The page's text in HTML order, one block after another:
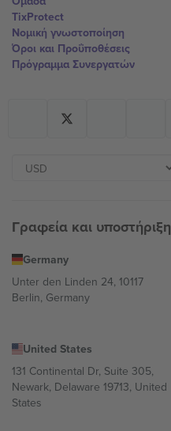
TixProtect
Νομική γνωστοποίηση
Όροι και Προΰποθέσεις
Πρόγραμμα Συνεργατών
Γραφεία και υποστήριξη
Germany
Unter den Linden 24, 10117
Berlin, Germany
United States
131 Continental Dr, Suite 305,
Newark, Delaware 19713, United
States